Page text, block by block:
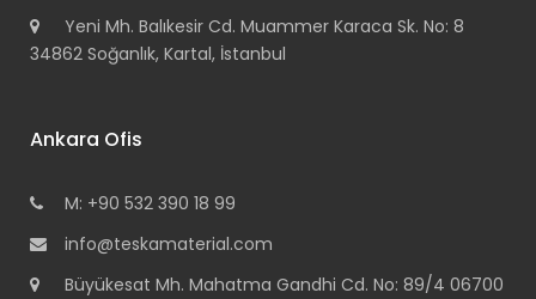
Yeni Mh. Balıkesir Cd. Muammer Karaca Sk. No: 8
34862 Soğanlık, Kartal, İstanbul
Ankara Ofis
M: +90 532 390 18 99
info@teskamaterial.com
Büyükesat Mh. Mahatma Gandhi Cd. No: 89/4 06700